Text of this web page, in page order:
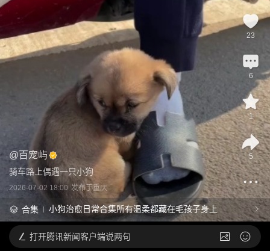
@百宠屿
骑车路上偶遇一只小狗
2026-07-02 18:00 发布于重庆
合集 小狗治愈日常合集所有温柔都藏在毛孩子身上
23
6
1
5
打开腾讯新闻客户端说两句